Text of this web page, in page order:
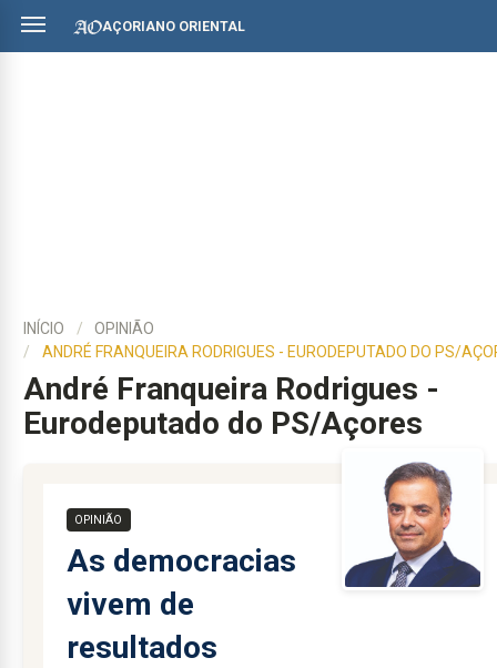
AÇORIANO ORIENTAL
INÍCIO
OPINIÃO
ANDRÉ FRANQUEIRA RODRIGUES - EURODEPUTADO DO PS/
André Franqueira Rodrigues -
Eurodeputado do PS/Açores
OPINIÃO
As democracias
vivem de
resultados